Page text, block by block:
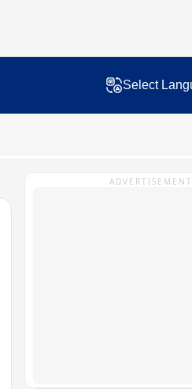
Select
ADVERTISEMENT